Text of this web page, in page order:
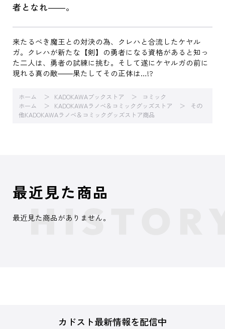
者となれ――。
来たるべき魔王との対決の為、クレハと合流したケヤル
ガ。クレハが新たな【剣】の勇者になる資格があると知っ
た二人は、勇者の試練に挑む。そして遂にケヤルガの前に
現れる真の敵――果たしてその正体は…!?
ホーム KADOKAWAブックストア
コミック
ホーム
KADOKAWAラノベ＆コミックグッズストア
その
他KADOKAWAラノベ＆コミックグッズストア商品
最近見た商品
最近見た商品がありません。
カドスト最新情報を配信中